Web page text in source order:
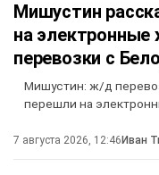
Мишустин
на
перевозки с
Мишустин: ж/д
перешли на
7 августа 2026, 12:46 Иван